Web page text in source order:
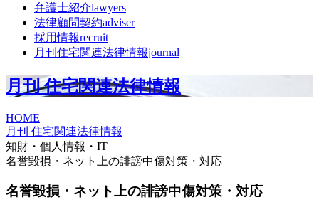
弁護士紹介lawyers
法律顧問契約adviser
採用情報recruit
月刊住宅関連法律情報journal
月刊 住宅関連法律情報
HOME
月刊 住宅関連法律情報
知財・個人情報・IT
名誉毀損・ネット上の誹謗中傷対策・対応
名誉毀損・ネット上の誹謗中傷対策・対応